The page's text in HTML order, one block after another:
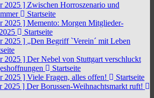
2025 ] Zwischen Horroszenario und
Startseite
2025 ] Memento: Morgen Mitglieder-
Startseite
2025 ] „Den Begriff `Verein´ mit Leben
2025 ] Der Nebel von Stuttgart verschluckt
Startseite
2025 ] Viele Fragen, alles offen!
Startseite
2025 ] Der Borussen-Weihnachtsmarkt ruft!